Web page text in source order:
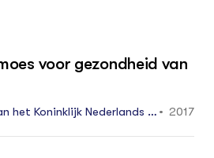
voor gezondheid van
het Koninklijk Nederlands R
2017